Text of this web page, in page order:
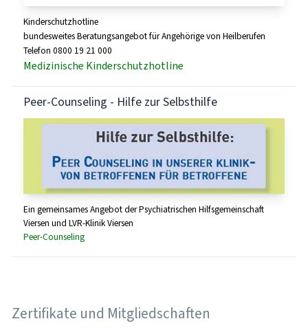
Kinderschutzhotline
bundesweites Beratungsangebot für Angehörige von Heilberufen
Telefon 0800 19 21 000
Medizinische Kinderschutzhotline
Peer-Counseling - Hilfe zur Selbsthilfe
Ein gemeinsames Angebot der Psychiatrischen Hilfsgemeinschaft
Viersen und LVR-Klinik Viersen
Peer-Counseling
Zertifikate und Mitgliedschaften